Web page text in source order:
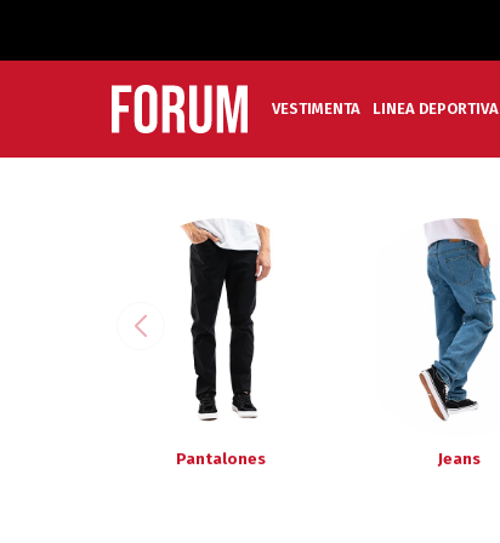
VESTIMENTA LINEA DEPORTIVA
Pantalones Jeans